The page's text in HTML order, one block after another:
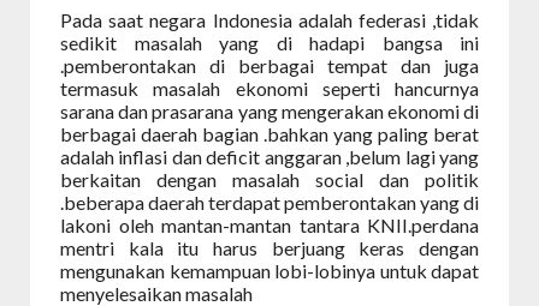
Pada saat negara Indonesia adalah federasi ,tidak
sedikit masalah yang di hadapi bangsa ini
.pemberontakan di berbagai tempat dan juga
termasuk masalah ekonomi seperti hancurnya
sarana dan prasarana yang mengerakan ekonomi di
berbagai daerah bagian .bahkan yang paling berat
adalah inflasi dan deficit anggaran ,belum lagi yang
berkaitan dengan masalah social dan politik
.beberapa daerah terdapat pemberontakan yang di
lakoni oleh mantan-mantan tantara KNII.perdana
mentri kala itu harus berjuang keras dengan
mengunakan kemampuan lobi-lobinya untuk dapat
menyelesaikan masalah